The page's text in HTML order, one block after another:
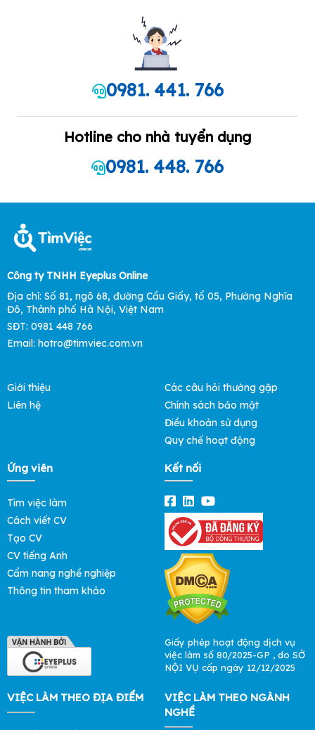
0981. 441. 766
Hotline cho nhà tuyển dụng
0981. 448. 766
Công ty TNHH Eyeplus Online
Địa chỉ: Số 81, ngõ 68, đường Cầu Giấy, tổ 05, Phường Nghĩa
Đô, Thành phố Hà Nội, Việt Nam
SĐT: 0981 448 766
Email: hotro@timviec.com.vn
Giới thiệu
Liên hệ
Các câu hỏi thường gặp
Chính sách bảo mật
Điều khoản sử dụng
Quy chế hoạt động
Ứng viên
Tìm việc làm
Cách viết CV
Tạo CV
CV tiếng Anh
Cẩm nang nghề nghiệp
Thông tin tham khảo
Kết nối
Giấy phép hoạt động dịch vụ
việc làm số 80/2025-GP , do SỞ
NỘI VỤ cấp ngày 12/12/2025
VIỆC LÀM THEO ĐỊA ĐIỂM
VIỆC LÀM THEO NGÀNH
NGHỀ